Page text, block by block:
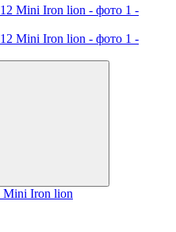
Mini Iron lion